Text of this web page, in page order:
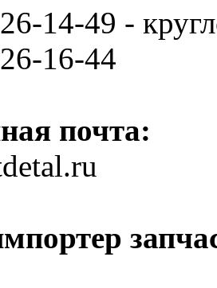
14-49 -
16-44
почта: